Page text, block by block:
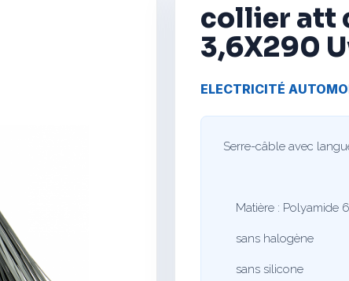
collier att
3,6X290
ELECTRICITÉ
Serre-câble avec
Matière : Polyamide
sans halogène
sans silicone